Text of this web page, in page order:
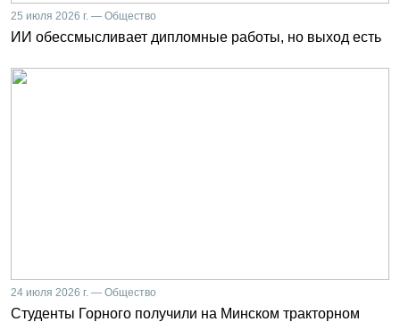
25 июля 2026 г. — Общество
ИИ обессмысливает дипломные работы, но выход есть
24 июля 2026 г. — Общество
Студенты Горного получили на Минском тракторном